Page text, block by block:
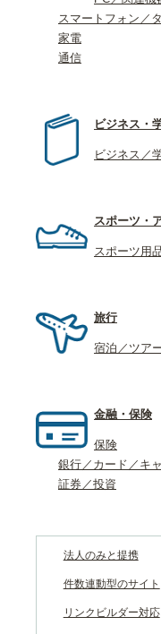
スマートフォン／
家電
通信
ビジネス・
ビジネス／
スポーツ・
スポーツ用
旅行
宿泊／ツア
金融・保険
保険
銀行／カード／キ
証券／投資
法人のみと提携
件数連動型のサイト
リンクビルダー対応